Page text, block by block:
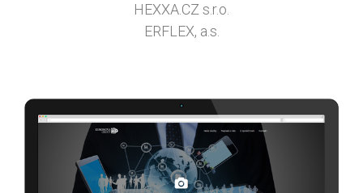
HEXXA.CZ s.r.o.
ERFLEX, a.s.